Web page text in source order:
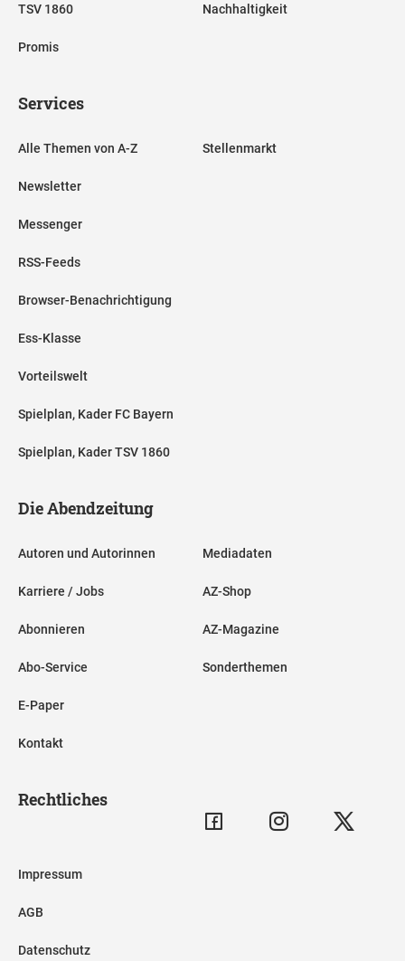
TSV 1860
Promis
Nachhaltigkeit
Services
Alle Themen von A-Z
Newsletter
Messenger
RSS-Feeds
Browser-Benachrichtigung
Ess-Klasse
Vorteilswelt
Spielplan, Kader FC Bayern
Spielplan, Kader TSV 1860
Stellenmarkt
Die Abendzeitung
Autoren und Autorinnen
Karriere / Jobs
Abonnieren
Abo-Service
E-Paper
Kontakt
Mediadaten
AZ-Shop
AZ-Magazine
Sonderthemen
Rechtliches
Impressum
AGB
Datenschutz